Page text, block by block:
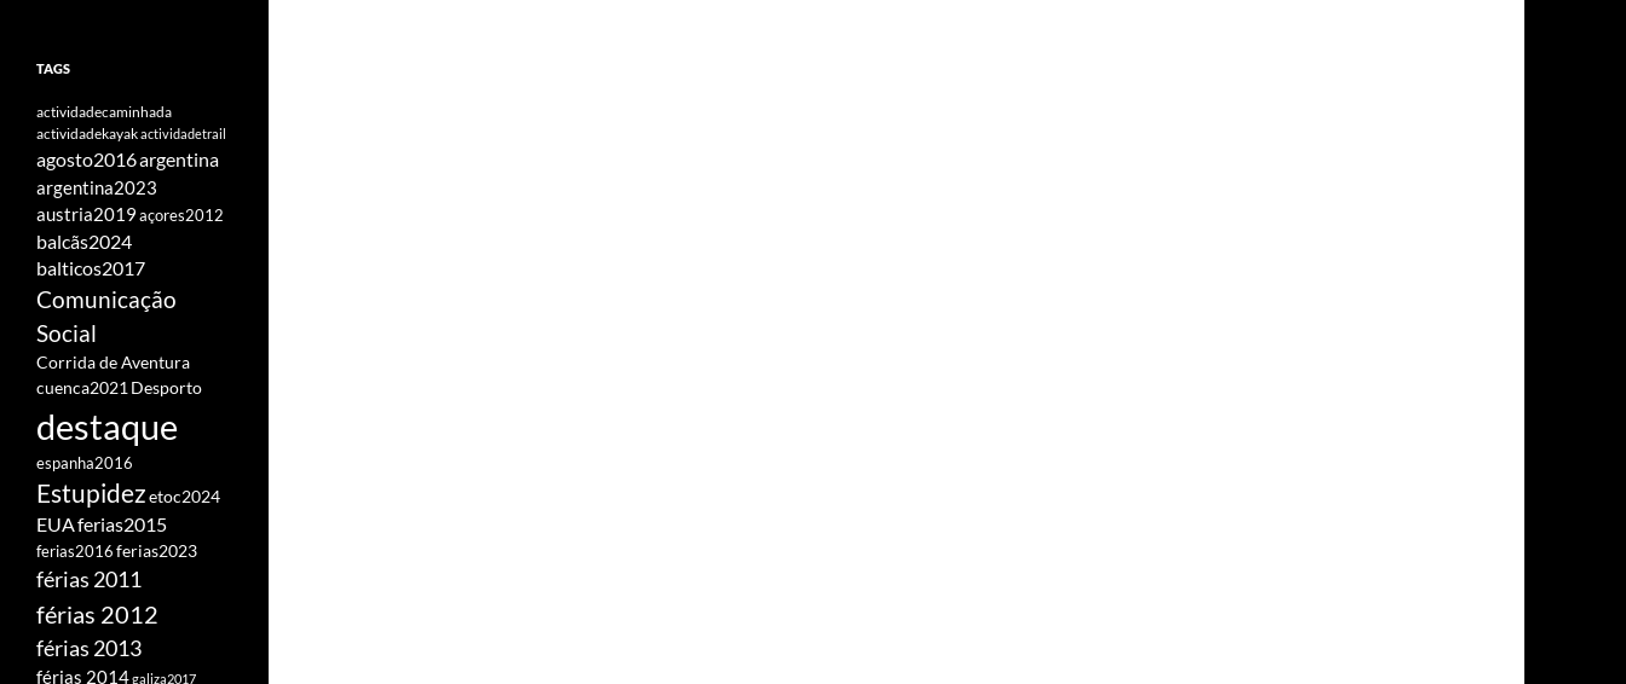
TAGS
actividadecaminhada
actividadekayakactividadetrail
agosto2016argentina
argentina2023
austria2019açores2012
balcãs2024
balticos2017
Comunicação
Social
Corrida de Aventura
cuenca2021 Desporto
destaque
espanha2016
Estupidezetoc2024
EUAferias2015
ferias2016ferias2023
férias 2011
férias 2012
férias 2013
férias 2014galiza2017